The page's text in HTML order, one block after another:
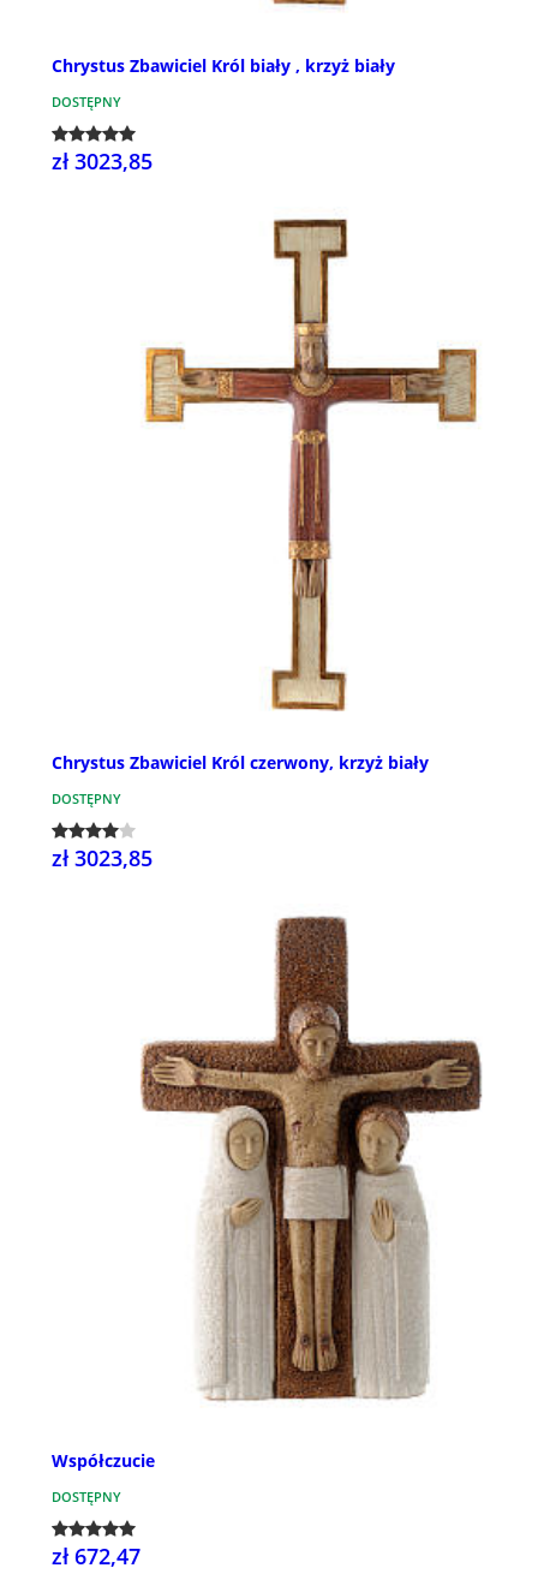
Chrystus Zbawiciel Król biały , krzyż biały
DOSTĘPNY
zł 3023,85
Chrystus Zbawiciel Król czerwony, krzyż biały
DOSTĘPNY
zł 3023,85
Współczucie
DOSTĘPNY
zł 672,47